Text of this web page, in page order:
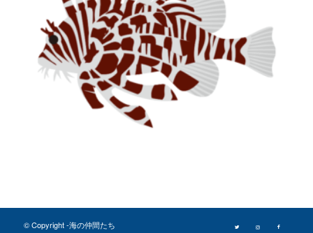
© Copyright -海の仲間たち